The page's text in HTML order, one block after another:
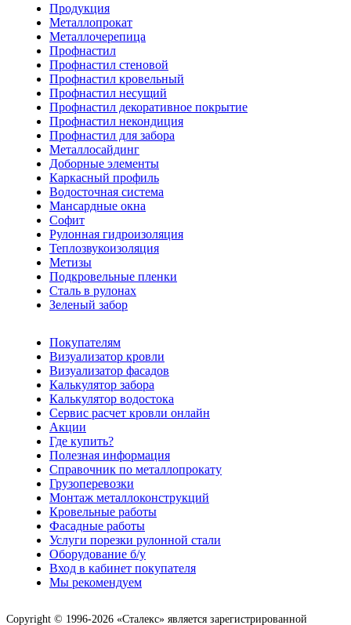
Продукция
Металлопрокат
Металлочерепица
Профнастил
Профнастил стеновой
Профнастил кровельный
Профнастил несущий
Профнастил декоративное покрытие
Профнастил некондиция
Профнастил для забора
Металлосайдинг
Доборные элементы
Каркасный профиль
Водосточная система
Мансардные окна
Софит
Рулонная гидроизоляция
Теплозвукоизоляция
Метизы
Подкровельные пленки
Сталь в рулонах
Зеленый забор
Покупателям
Визуализатор кровли
Визуализатор фасадов
Калькулятор забора
Калькулятор водостока
Сервис расчет кровли онлайн
Акции
Где купить?
Полезная информация
Справочник по металлопрокату
Грузоперевозки
Монтаж металлоконструкций
Кровельные работы
Фасадные работы
Услуги порезки рулонной стали
Оборудование б/у
Вход в кабинет покупателя
Мы рекомендуем
Copyright © 1996-2026 «Сталекс» является зарегистрированной